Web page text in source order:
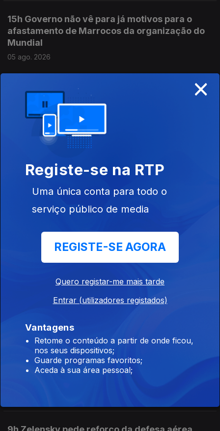
15h Governo não vê para já motivos para o
afastamento de Marrocos da organização do
Mundial
05 ago. 2026
14h IL quer ouvir na AR várias personalidades
sobre o caso do atrelado
05 ago. 2026
13h Sem um reforço da defesa anti-aérea a
Ucrânia vai passar por momentos muitos
complicados diz especialista
12h A taxa de desemprego foi de 5.3% no
segundo trimestre
10h UE anuncia 1400 milhões para a Ucrânia
×
Registe-se na RTP
Uma única conta para todo o
serviço público de media
REGISTE-SE AGORA
Quero registar-me mais tarde
Entrar (utilizadores registados)
Vantagens
Retome o conteúdo a partir de onde ficou,
nos seus dispositivos;
Guarde programas favoritos;
Aceda à sua área pessoal;